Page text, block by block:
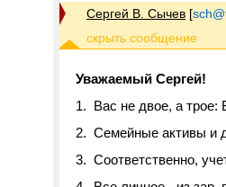
Сергей В. Сычев [
Уважаемый Сергей!
1. Вас не двое, а
2. Семейные активы и
3. Соответственно,